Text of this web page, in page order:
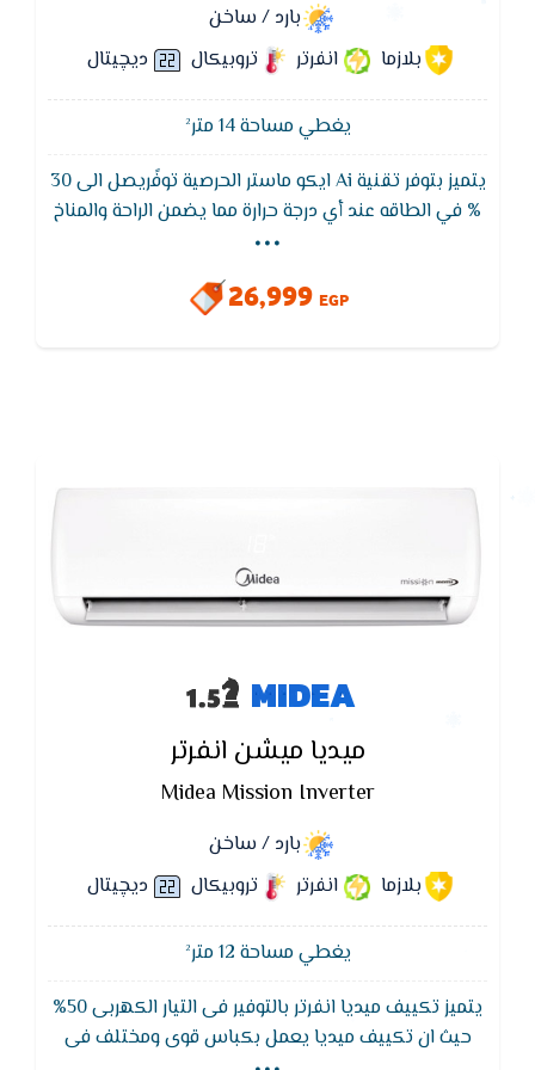
بارد / ساخن
بلازما
انفرتر تروبيكال ديچيتال
يغطي مساحة 14 متر²
يتميز بتوفر تقنية Ai ايكو ماستر الحرصية توفًريصل الى 30
% في الطاقه عند أي درجة حرارة مما يضمن الراحة والمناخ
المثالي لمساحتك كما ايضا يتميز تكييف ايكو ماستر
...
26,999 EGP
MIDEA
ميديا ميشن انفرتر
Midea Mission Inverter
بارد / ساخن
بلازما
انفرتر تروبيكال ديچيتال
يغطي مساحة 12 متر²
يتميز تكييف ميديا انفرتر بالتوفير فى التيار الكهربى 50%
حيث ان تكييف ميديا يعمل بكباس قوى ومختلف فى